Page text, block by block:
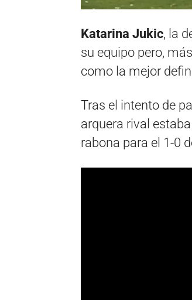
Katarina Jukic, la
su equipo pero,
como la mejor
Tras el intento de
arquera rival
rabona para el 1-0